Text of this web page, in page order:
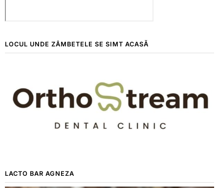
LOCUL UNDE ZÂMBETELE SE SIMT ACASĂ
LACTO BAR AGNEZA